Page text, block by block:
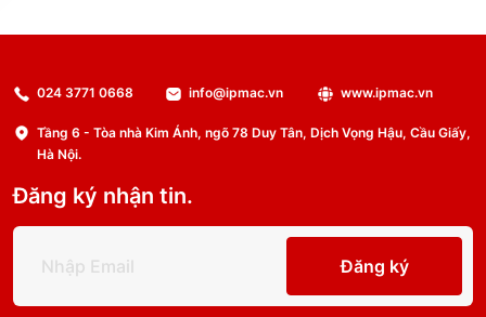
024 3771 0668 info@ipmac.vn www.ipmac.vn
Tầng 6 - Tòa nhà Kim Ánh, ngõ 78 Duy Tân, Dịch Vọng Hậu, Cầu Giấy,
Hà Nội.
Đăng ký nhận tin.
Đăng ký